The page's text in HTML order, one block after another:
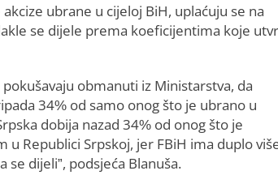
akcize ubrane u cijeloj BiH, uplaćuju se na
se dijele prema koeficijentima koje
pokušavaju obmanuti iz Ministarstva, da
34% od samo onog što je ubrano u
dobija nazad 34% od onog što je
Republici Srpskoj, jer FBiH ima duplo
dijeli”, podsjeća Blanuša.